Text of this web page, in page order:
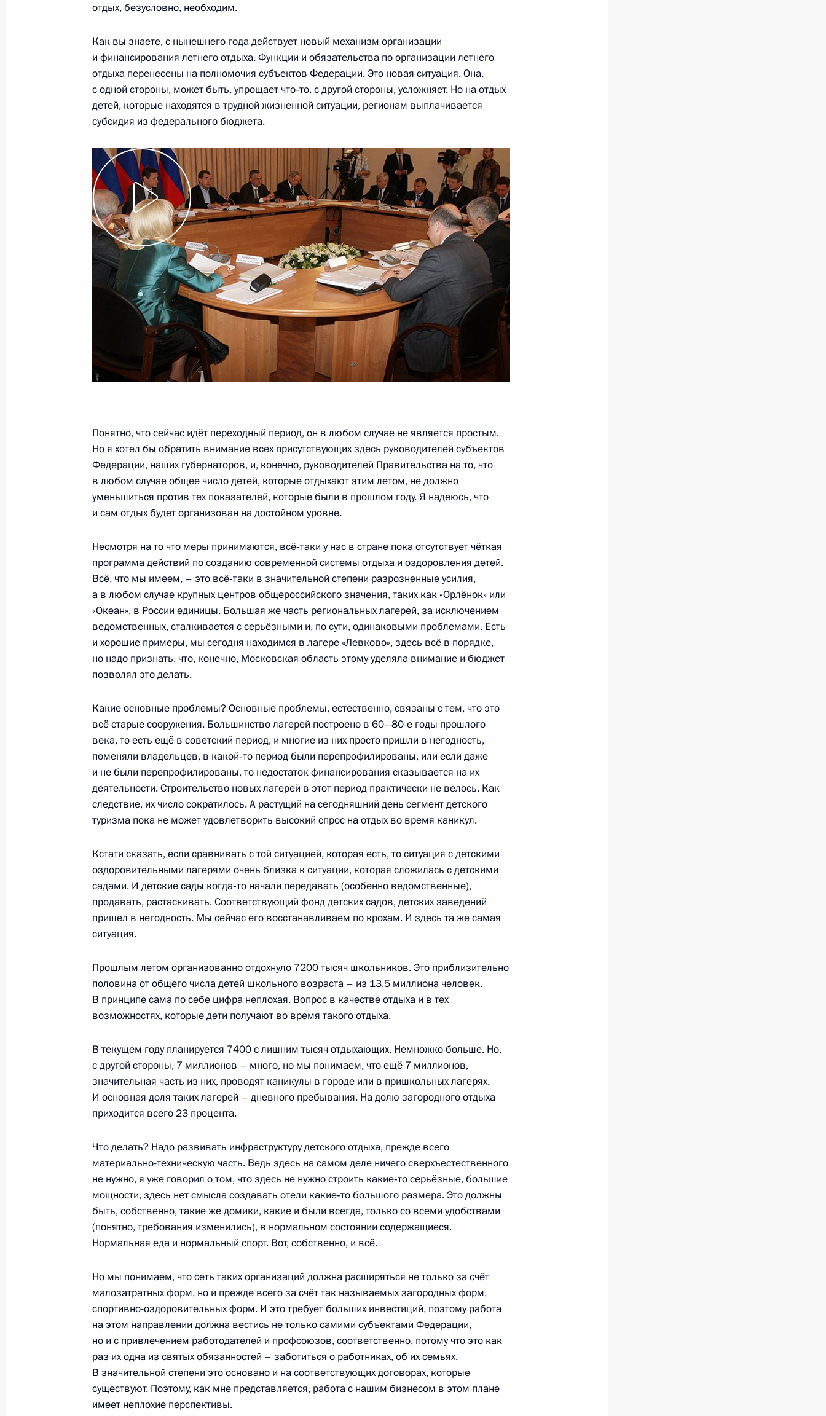
О ходе исполнения пункта 2 перечня поручений, данных
по итогам работы мобильной приёмной Президента
в Ставропольском крае
12 сентября 2011 года, 14:30
О ходе исполнения пункта 2 перечня поручений, данных
по итогам работы мобильной приёмной Президента
в Ставропольском крае
12 сентября 2011 года, 12:00
Об исполнении пунктов 3 и 5 перечня поручений по итогам
работы мобильной приёмной Президента в Ставропольском
крае
9 августа 2011 года, 11:10
Информация о результатах рассмотрения обращения
во исполнение пункта 3 перечня поручений по итогам работы
мобильной приёмной в Ставропольском крае
Перечень поручений по итогам работы мобильной приёмной
Президента в Ставропольском крае
31 мая 2011 года, 20:00
Рабочая встреча с губернатором Ставропольского края
Валерием Гаевским
19 ноября 2010 года, 15:15
Пострадавшим в результате теракта в Пятигорске должна быть
обеспечена качественная медицинская помощь
Начало рабочей встречи с губернатором Ставропольского края
Валерием Гаевским
19 августа 2010 года, 15:00
отдыха детей и подростков
8 июня 2010 года, 15:00
Встреча с губернатором Ставропольского края Валерием
27 мая 2010 года, 17:00
Стенографический отчёт о заседании президиума
государственного регулирования в сфере охраны окружающей
среды
27 мая 2010 года, 15:00
Дмитрий Медведев проинформирован о ситуации
в Ставропольском крае в связи с терактом
Вопросы социальной поддержки ветеранов Дмитрий Медведев
24 февраля 2010 года, 15:00
Стенограмма совещания по вопросам развития сельского
хозяйства
2 октября 2009 года, 18:00
отдых, безусловно, необходим.
Как вы знаете, с нынешнего года действует новый механизм организации
и финансирования летнего отдыха. Функции и обязательства по организации летнего
отдыха перенесены на полномочия субъектов Федерации. Это новая ситуация. Она,
с одной стороны, может быть, упрощает что‑то, с другой стороны, усложняет. Но на отдых
детей, которые находятся в трудной жизненной ситуации, регионам выплачивается
субсидия из федерального бюджета.
Понятно, что сейчас идёт переходный период, он в любом случае не является простым.
Но я хотел бы обратить внимание всех присутствующих здесь руководителей субъектов
Федерации, наших губернаторов, и, конечно, руководителей Правительства на то, что
в любом случае общее число детей, которые отдыхают этим летом, не должно
уменьшиться против тех показателей, которые были в прошлом году. Я надеюсь, что
и сам отдых будет организован на достойном уровне.
Несмотря на то что меры принимаются, всё‑таки у нас в стране пока отсутствует чёткая
программа действий по созданию современной системы отдыха и оздоровления детей.
Всё, что мы имеем, – это всё‑таки в значительной степени разрозненные усилия,
а в любом случае крупных центров общероссийского значения, таких как «Орлёнок» или
«Океан», в России единицы. Большая же часть региональных лагерей, за исключением
ведомственных, сталкивается с серьёзными и, по сути, одинаковыми проблемами. Есть
и хорошие примеры, мы сегодня находимся в лагере «Левково», здесь всё в порядке,
но надо признать, что, конечно, Московская область этому уделяла внимание и бюджет
позволял это делать.
Какие основные проблемы? Основные проблемы, естественно, связаны с тем, что это
всё старые сооружения. Большинство лагерей построено в 60–80-е годы прошлого
века, то есть ещё в советский период, и многие из них просто пришли в негодность,
поменяли владельцев, в какой‑то период были перепрофилированы, или если даже
и не были перепрофилированы, то недостаток финансирования сказывается на их
деятельности. Строительство новых лагерей в этот период практически не велось. Как
следствие, их число сократилось. А растущий на сегодняшний день сегмент детского
туризма пока не может удовлетворить высокий спрос на отдых во время каникул.
Кстати сказать, если сравнивать с той ситуацией, которая есть, то ситуация с детскими
оздоровительными лагерями очень близка к ситуации, которая сложилась с детскими
садами. И детские сады когда‑то начали передавать (особенно ведомственные),
продавать, растаскивать. Соответствующий фонд детских садов, детских заведений
пришел в негодность. Мы сейчас его восстанавливаем по крохам. И здесь та же самая
ситуация.
Прошлым летом организованно отдохнуло 7200 тысяч школьников. Это приблизительно
половина от общего числа детей школьного возраста – из 13,5 миллиона человек.
В принципе сама по себе цифра неплохая. Вопрос в качестве отдыха и в тех
возможностях, которые дети получают во время такого отдыха.
В текущем году планируется 7400 с лишним тысяч отдыхающих. Немножко больше. Но,
с другой стороны, 7 миллионов – много, но мы понимаем, что ещё 7 миллионов,
значительная часть из них, проводят каникулы в городе или в пришкольных лагерях.
И основная доля таких лагерей – дневного пребывания. На долю загородного отдыха
приходится всего 23 процента.
Что делать? Надо развивать инфраструктуру детского отдыха, прежде всего
материально-техническую часть. Ведь здесь на самом деле ничего сверхъестественного
не нужно, я уже говорил о том, что здесь не нужно строить какие‑то серьёзные, большие
мощности, здесь нет смысла создавать отели какие‑то большого размера. Это должны
быть, собственно, такие же домики, какие и были всегда, только со всеми удобствами
(понятно, требования изменились), в нормальном состоянии содержащиеся.
Нормальная еда и нормальный спорт. Вот, собственно, и всё.
Но мы понимаем, что сеть таких организаций должна расширяться не только за счёт
малозатратных форм, но и прежде всего за счёт так называемых загородных форм,
спортивно-оздоровительных форм. И это требует больших инвестиций, поэтому работа
на этом направлении должна вестись не только самими субъектами Федерации,
но и с привлечением работодателей и профсоюзов, соответственно, потому что это как
раз их одна из святых обязанностей – заботиться о работниках, об их семьях.
В значительной степени это основано и на соответствующих договорах, которые
существуют. Поэтому, как мне представляется, работа с нашим бизнесом в этом плане
имеет неплохие перспективы.